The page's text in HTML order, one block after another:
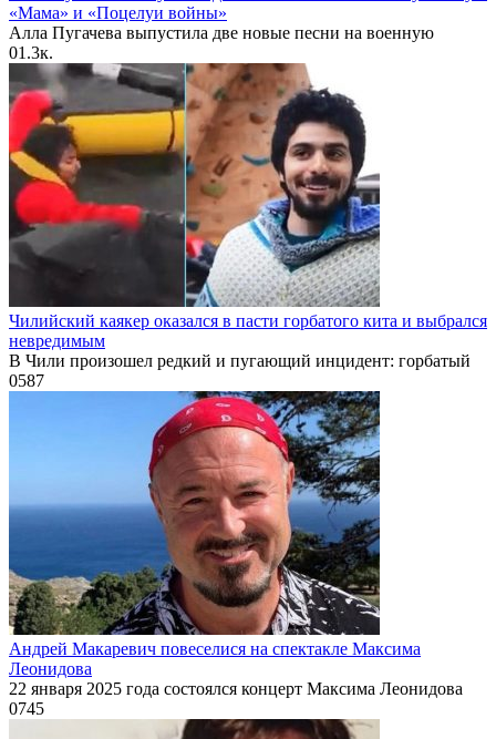
«Мама» и «Поцелуи войны»
Алла Пугачева выпустила две новые песни на военную
01.3к.
Чилийский каякер оказался в пасти горбатого кита и выбрался
невредимым
В Чили произошел редкий и пугающий инцидент: горбатый
0587
Андрей Макаревич повеселися на спектакле Максима
Леонидова
22 января 2025 года состоялся концерт Максима Леонидова
0745